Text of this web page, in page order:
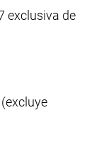
exclusiva de